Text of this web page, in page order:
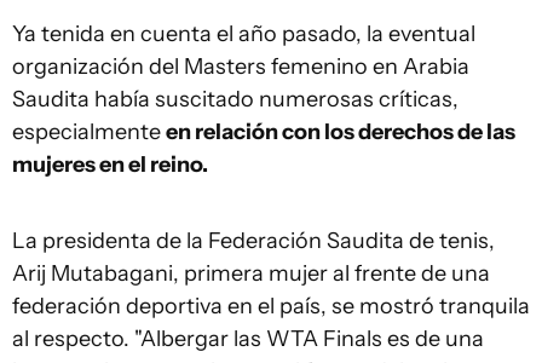
Ya tenida en cuenta el año pasado, la eventual
organización del Masters femenino en Arabia
Saudita había suscitado numerosas críticas,
especialmenteen relación con los derechos de las
mujeres en el reino.
La presidenta de la Federación Saudita de tenis,
Arij Mutabagani, primera mujer al frente de una
federación deportiva en el país, se mostró tranquila
al respecto. "Albergar las WTA Finals es de una